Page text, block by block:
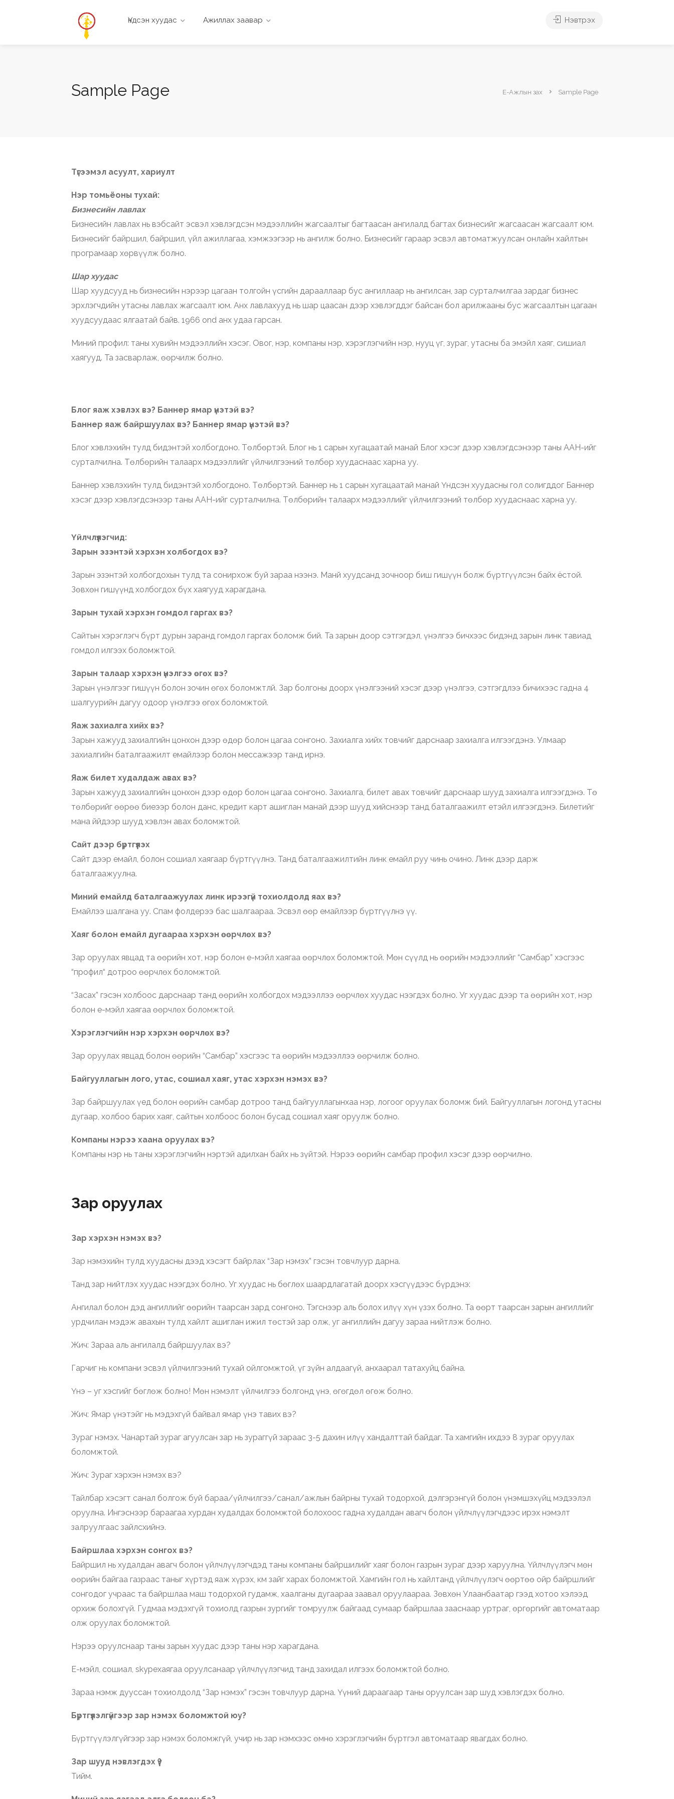
Үндсэн хуудас Ажиллах заавар Нэвтрэх
Sample Page Е-Ажлын зах Sample Page
Түгээмэл асуулт, хариулт
Нэр томьёоны тухай:
Бизнесийн лавлах
Бизнесийн лавлах нь вэбсайт эсвэл хэвлэгдсэн мэдээллийн жагсаалтыг багтаасан ангилалд багтах бизнесийг жагсаасан жагсаалт юм.
Бизнесийг байршил, байршил, үйл ажиллагаа, хэмжээгээр нь ангилж болно. Бизнесийг гараар эсвэл автоматжуулсан онлайн хайлтын
програмаар хөрвүүлж болно.
Шар хуудас
Шар хуудсууд нь бизнесийн нэрээр цагаан толгойн үсгийн дарааллаар бус ангиллаар нь ангилсан, зар сурталчилгаа зардаг бизнес
эрхлэгчдийн утасны лавлах жагсаалт юм. Анх лавлахууд нь шар цаасан дээр хэвлэгддэг байсан бол арилжааны бус жагсаалтын цагаан
хуудсуудаас ялгаатай байв. 1966 ond анх удаа гарсан.
Миний профил: таны хувийн мэдээллийн хэсэг. Овог, нэр, компаны нэр, хэрэглэгчийн нэр, нууц үг, зураг, утасны ба эмэйл хаяг, сишиал
хаягууд. Та засварлаж, өөрчилж болно.
Блог яаж хэвлэх вэ? Баннер ямар үнэтэй вэ?
Баннер яаж байршуулах вэ? Баннер ямар үнэтэй вэ?
Блог хэвлэхийн тулд бидэнтэй холбогдоно. Төлбөртэй. Блог нь 1 сарын хугацаатай манай Блог хэсэг дээр хэвлэгдсэнээр таны ААН-ийг
сурталчилна. Төлбөрийн талаарх мэдээллийг үйлчилгээний төлбөр хуудаснаас харна уу.
Баннер хэвлэхийн тулд бидэнтэй холбогдоно. Төлбөртэй. Баннер нь 1 сарын хугацаатай манай Үндсэн хуудасны гол солигддог Баннер
хэсэг дээр хэвлэгдсэнээр таны ААН-ийг сурталчилна. Төлбөрийн талаарх мэдээллийг үйлчилгээний төлбөр хуудаснаас харна уу.
Үйлчлүүлэгчид:
Зарын эзэнтэй хэрхэн холбогдох вэ?
Зарын эзэнтэй холбогдохын тулд та сонирхож буй зараа нээнэ. Манй хуудсанд зочноор биш гишүүн болж бүртгүүлсэн байх ёстой.
Зөвхөн гишүүнд холбогдох бүх хаягууд харагдана.
Зарын тухай хэрхэн гомдол гаргах вэ?
Сайтын хэрэглэгч бүрт дурын заранд гомдол гаргах боломж бий. Та зарын доор сэтгэгдэл, үнэлгээ бичхээс бидэнд зарын линк тавиад
гомдол илгээх боломжтой.
Зарын талаар хэрхэн үнэлгээ өгөх вэ?
Зарын үнэлгээг гишүүн болон зочин өгөх боломжтлй. Зар болгоны доорх үнэлгээний хэсэг дээр үнэлгээ, сэтгэгдлээ бичихээс гадна 4
шалгуурийн дагуу одоор үнэлгээ өгөх боломжтой.
Яаж захиалга хийх вэ?
Зарын хажууд захиалгийн цонхон дээр өдөр болон цагаа сонгоно. Захиалга хийх товчийг дарснаар захиалга илгээгдэнэ. Улмаар
захиалгийн баталгаажилт емайлээр болон мессажээр танд ирнэ.
Яаж билет худалдаж авах вэ?
Зарын хажууд захиалгийн цонхон дээр өдөр болон цагаа сонгоно. Захиалга, билет авах товчийг дарснаар шууд захиалга илгээгдэнэ. Тө
төлбөрийг өөрөө биеээр болон данс, кредит карт ашиглан манай дээр шууд хийснээр танд баталгаажилт етэйл илгээгдэнэ. Билетийг
мана ййдээр шууд хэвлэн авах боломжтой.
Сайт дээр бүртгүүлэх
Сайт дээр емайл, болон сошиал хаягаар бүртгүүлнэ. Танд баталгаажилтийн линк емайл руу чинь очино. Линк дээр дарж
баталгаажуулна.
Миний емайлд баталгаажуулах линк ирээгүй тохиолдолд яах вэ?
Емайлээ шалгана уу. Спам фолдерээ бас шалгаараа. Эсвэл өөр емайлээр бүртгүүлнэ үү.
Хаяг болон емайл дугаараа хэрхэн өөрчлөх вэ?
Зар оруулах явцад та өөрийн хот, нэр болон е-мэйл хаягаа өөрчлөх боломжтой. Мөн сүүлд нь өөрийн мэдээллийг “Самбар” хэсгээс
“профил“ дотроо өөрчлөх боломжтой.
“Засах” гэсэн холбоос дарснаар танд өөрийн холбогдох мэдээллээ өөрчлөх хуудас нээгдэх болно. Уг хуудас дээр та өөрийн хот, нэр
болон е-мэйл хаягаа өөрчлөх боломжтой.
Хэрэглэгчийн нэр хэрхэн өөрчлөх вэ?
Зар оруулах явцад болон өөрийн “Самбар” хэсгээс та өөрийн мэдээллээ өөрчилж болно.
Байгууллагын лого, утас, сошиал хаяг, утас хэрхэн нэмэх вэ?
Зар байршуулах үед болон өөрийн самбар дотроо танд байгууллагынхаа нэр, логоог оруулах боломж бий. Байгууллагын логонд утасны
дугаар, холбоо барих хаяг, сайтын холбоос болон бусад сошиал хаяг оруулж болно.
Компаны нэрээ хаана оруулах вэ?
Компаны нэр нь таны хэрэглэгчийн нэртэй адилхан байх нь зүйтэй. Нэрээ өөрийн самбар профил хэсэг дээр өөрчилнө.
Зар оруулах
Зар хэрхэн нэмэх вэ?
Зар нэмэхийн тулд хуудасны дээд хэсэгт байрлах “Зар нэмэх” гэсэн товчлуур дарна.
Танд зар нийтлэх хуудас нээгдэх болно. Уг хуудас нь бөглөх шаардлагатай доорх хэсгүүдээс бүрдэнэ:
Ангилал болон дэд ангиллийг өөрийн таарсан зард сонгоно. Тэгснээр аль болох илүү хүн үзэх болно. Та өөрт таарсан зарын ангиллийг
урдчилан мэдэж авахын тулд хайлт ашиглан ижил төстэй зар олж, уг ангиллийн дагуу зараа нийтлэж болно.
Жич: Зараа аль ангилалд байршуулах вэ?
Гарчиг нь компани эсвэл үйлчилгээний тухай ойлгомжтой, үг зүйн алдаагүй, анхаарал татахуйц байна.
Үнэ – уг хэсгийг бөглөж болно! Мөн нэмэлт үйлчилгээ болгонд үнэ, өгөгдөл өгөж болно.
Жич: Ямар үнэтэйг нь мэдэхгүй байвал ямар үнэ тавих вэ?
Зураг нэмэх. Чанартай зураг агуулсан зар нь зураггүй зараас 3-5 дахин илүү хандалттай байдаг. Та хамгийн ихдээ 8 зураг оруулах
боломжтой.
Жич: Зураг хэрхэн нэмэх вэ?
Тайлбар хэсэгт санал болгож буй бараа/үйлчилгээ/санал/ажлын байрны тухай тодорхой, дэлгэрэнгүй болон үнэмшэхүйц мэдээлэл
оруулна. Ингэснээр бараагаа хурдан худалдах боломжтой болохоос гадна худалдан авагч болон үйлчлүүлэгчдээс ирэх нэмэлт
залруулгаас зайлсхийнэ.
Байршлаа хэрхэн сонгох вэ?
Байршил нь худалдан авагч болон үйлчлүүлэгчдэд таны компаны байршилийг хаяг болон газрын зураг дээр харуулна. Үйлчлүүлэгч мөн
өөрийн байгаа газраас таныг хүртэд яаж хүрэх, км зайг харах боломжтой. Хамгийн гол нь хайлтанд үйлчлүүлэгч өөртөө ойр байршлийг
сонгодог учраас та байршлаа маш тодорхой гудамж, хаалганы дугаараа заавал оруулаараа. Зөвхөн Улаанбаатар гээд хотоо хэлээд
орхиж болохгүй. Гудмаа мэдэхгүй тохиолд газрын зургийг томруулж байгаад сумаар байршлаа зааснаар уртраг, өргөргийг автоматаар
олж оруулах боломжтой.
Нэрээ оруулснаар таны зарын хуудас дээр таны нэр харагдана.
Е-мэйл, coшиал, skypeхаягаа оруулсанаар үйлчлүүлэгчид танд захидал илгээх боломжтой болно.
Зараа нэмж дууссан тохиолдолд “Зар нэмэх” гэсэн товчлуур дарна. Үүний дараагаар таны оруулсан зар шуд хэвлэгдэх болно.
Бүртгүүлэлгүйгээр зар нэмэх боломжтой юу?
Бүртгүүлэлгүйгээр зар нэмэх боломжгүй, учир нь зар нэмхээс өмнө хэрэглэгчийн бүртгэл автоматаар явагдах болно.
Зар шууд нэвлэгдэх үү?
Тийм.